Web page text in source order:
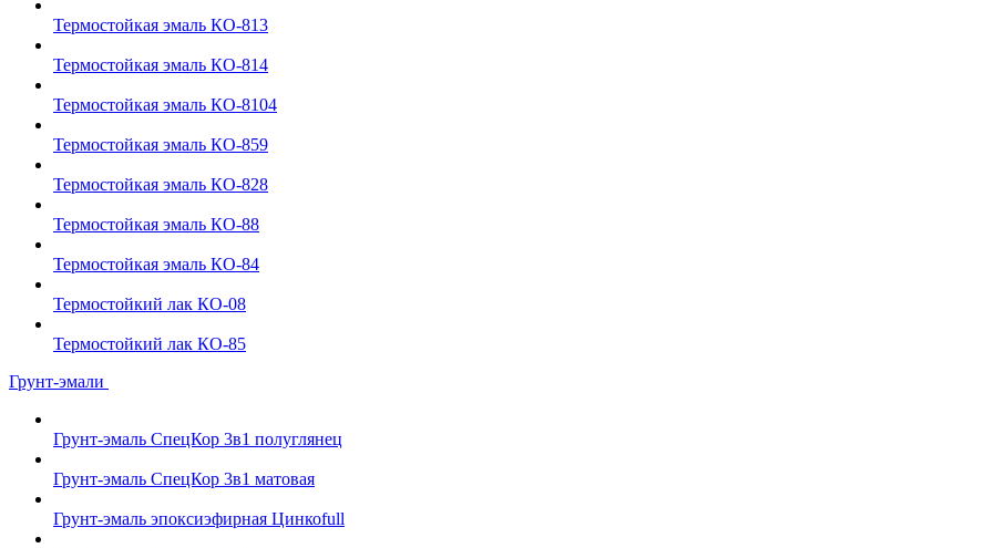
Термостойкая эмаль КО-813
Термостойкая эмаль КО-814
Термостойкая эмаль КО-8104
Термостойкая эмаль КО-859
Термостойкая эмаль КО-828
Термостойкая эмаль КО-88
Термостойкая эмаль КО-84
Термостойкий лак КО-08
Термостойкий лак КО-85
Грунт-эмали
Грунт-эмаль СпецКор 3в1 полуглянец
Грунт-эмаль СпецКор 3в1 матовая
Грунт-эмаль эпоксиэфирная Цинкоfull